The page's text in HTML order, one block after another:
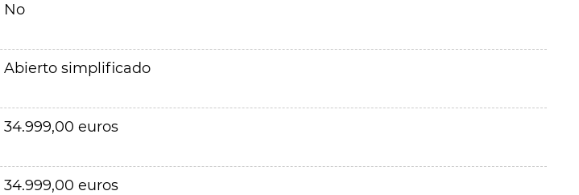
No
Abierto simplificado
34.999,00 euros
34.999,00 euros